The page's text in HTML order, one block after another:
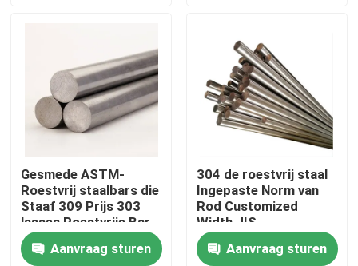
Over ons
Fabriekstocht
Kwaliteitscontrole
Neem contact met ons op
Gesmede ASTM-
Roestvrij staalbars die
Staaf 309 Prijs 303
lassen Roestvrije Bar
Aanvraag sturen
304 de roestvrij staal
Ingepaste Norm van
Rod Customized
Width JIS
Aanvraag sturen